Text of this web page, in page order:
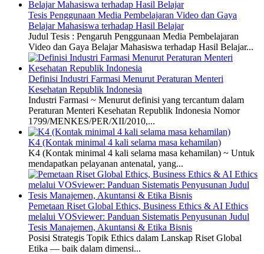
Tesis Penggunaan Media Pembelajaran Video dan Gaya
Belajar Mahasiswa terhadap Hasil Belajar
Judul Tesis : Pengaruh Penggunaan Media Pembelajaran
Video dan Gaya Belajar Mahasiswa terhadap Hasil Belajar...
Definisi Industri Farmasi Menurut Peraturan Menteri
Kesehatan Republik Indonesia
Industri Farmasi ~ Menurut definisi yang tercantum dalam
Peraturan Menteri Kesehatan Republik Indonesia Nomor
1799/MENKES/PER/XII/2010,...
K4 (Kontak minimal 4 kali selama masa kehamilan)
K4 (Kontak minimal 4 kali selama masa kehamilan) ~ Untuk
mendapatkan pelayanan antenatal, yang...
Pemetaan Riset Global Ethics, Business Ethics & AI Ethics
melalui VOSviewer: Panduan Sistematis Penyusunan Judul
Tesis Manajemen, Akuntansi & Etika Bisnis
Posisi Strategis Topik Ethics dalam Lanskap Riset Global
Etika — baik dalam dimensi...